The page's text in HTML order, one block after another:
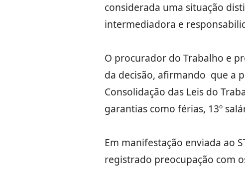
considerada uma situação
intermediadora e
O procurador do Trabalho e
da decisão, afirmando que a
Consolidação das Leis do
garantias como férias, 13º
Em manifestação enviada ao
registrado preocupação com